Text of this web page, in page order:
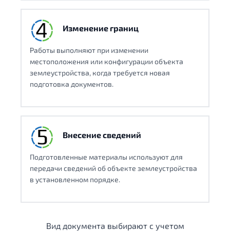
Изменение границ
Работы выполняют при изменении
местоположения или конфигурации объекта
землеустройства, когда требуется новая
подготовка документов.
Внесение сведений
Подготовленные материалы используют для
передачи сведений об объекте землеустройства
в установленном порядке.
Вид документа выбирают с учетом